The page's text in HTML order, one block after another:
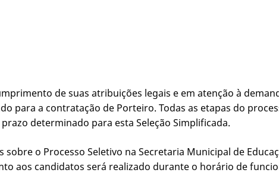
de suas atribuições legais e em atenção à
para a contratação de Porteiro. Todas as etapas do
determinado para esta Seleção Simplificada.
o Processo Seletivo na Secretaria Municipal de
aos candidatos será realizado durante o horário de